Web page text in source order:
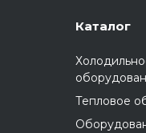
Каталог
Тепловое